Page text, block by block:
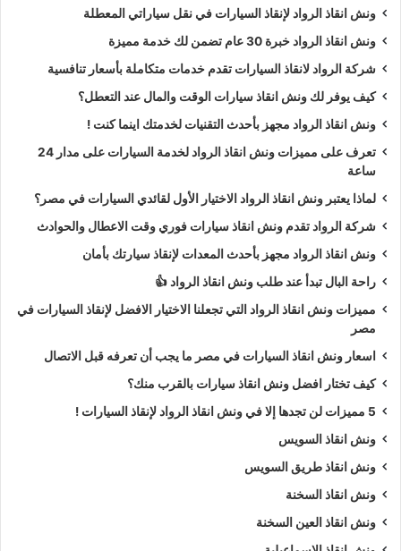
ونش انقاذ الرواد لإنقاذ السيارات في نقل سياراتي المعطلة
ونش انقاذ الرواد خبرة 30 عام تضمن لك خدمة مميزة
شركة الرواد لانقاذ السيارات تقدم خدمات متكاملة بأسعار تنافسية
كيف يوفر لك ونش انقاذ سيارات الوقت والمال عند التعطل؟
ونش انقاذ الرواد مجهز بأحدث التقنيات لخدمتك اينما كنت !
تعرف على مميزات ونش انقاذ الرواد لخدمة السيارات على مدار 24
ساعة
لماذا يعتبر ونش انقاذ الرواد الاختيار الأول لقائدي السيارات في مصر؟
شركة الرواد تقدم ونش انقاذ سيارات فوري وقت الاعطال والحوادث
ونش انقاذ الرواد مجهز بأحدث المعدات لإنقاذ سيارتك بأمان
راحة البال تبدأ عند طلب ونش انقاذ الرواد 👍
مميزات ونش انقاذ الرواد التي تجعلنا الاختيار الافضل لإنقاذ السيارات في
مصر
اسعار ونش انقاذ السيارات في مصر ما يجب أن تعرفه قبل الاتصال
كيف تختار افضل ونش انقاذ سيارات بالقرب منك؟
5 مميزات لن تجدها إلا في ونش انقاذ الرواد لإنقاذ السيارات !
ونش انقاذ السويس
ونش انقاذ طريق السويس
ونش انقاذ السخنة
ونش انقاذ العين السخنة